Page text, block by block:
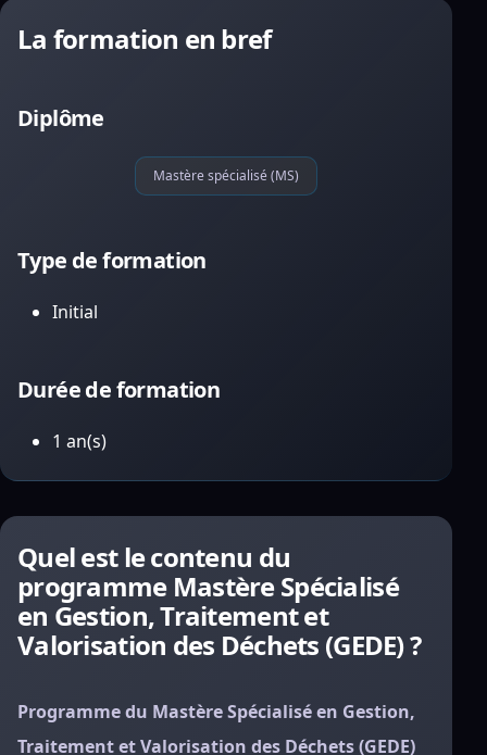
La formation en bref
Diplôme
Mastère spécialisé (MS)
Type de formation
Initial
Durée de formation
1 an(s)
Quel est le contenu du
programme Mastère Spécialisé
en Gestion, Traitement et
Valorisation des Déchets (GEDE) ?
Programme du Mastère Spécialisé en Gestion,
Traitement et Valorisation des Déchets (GEDE)